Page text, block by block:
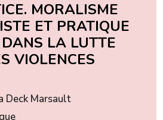
MORALISME
ET PRATIQUE
LA LUTTE
VIOLENCES
Deck Marsault